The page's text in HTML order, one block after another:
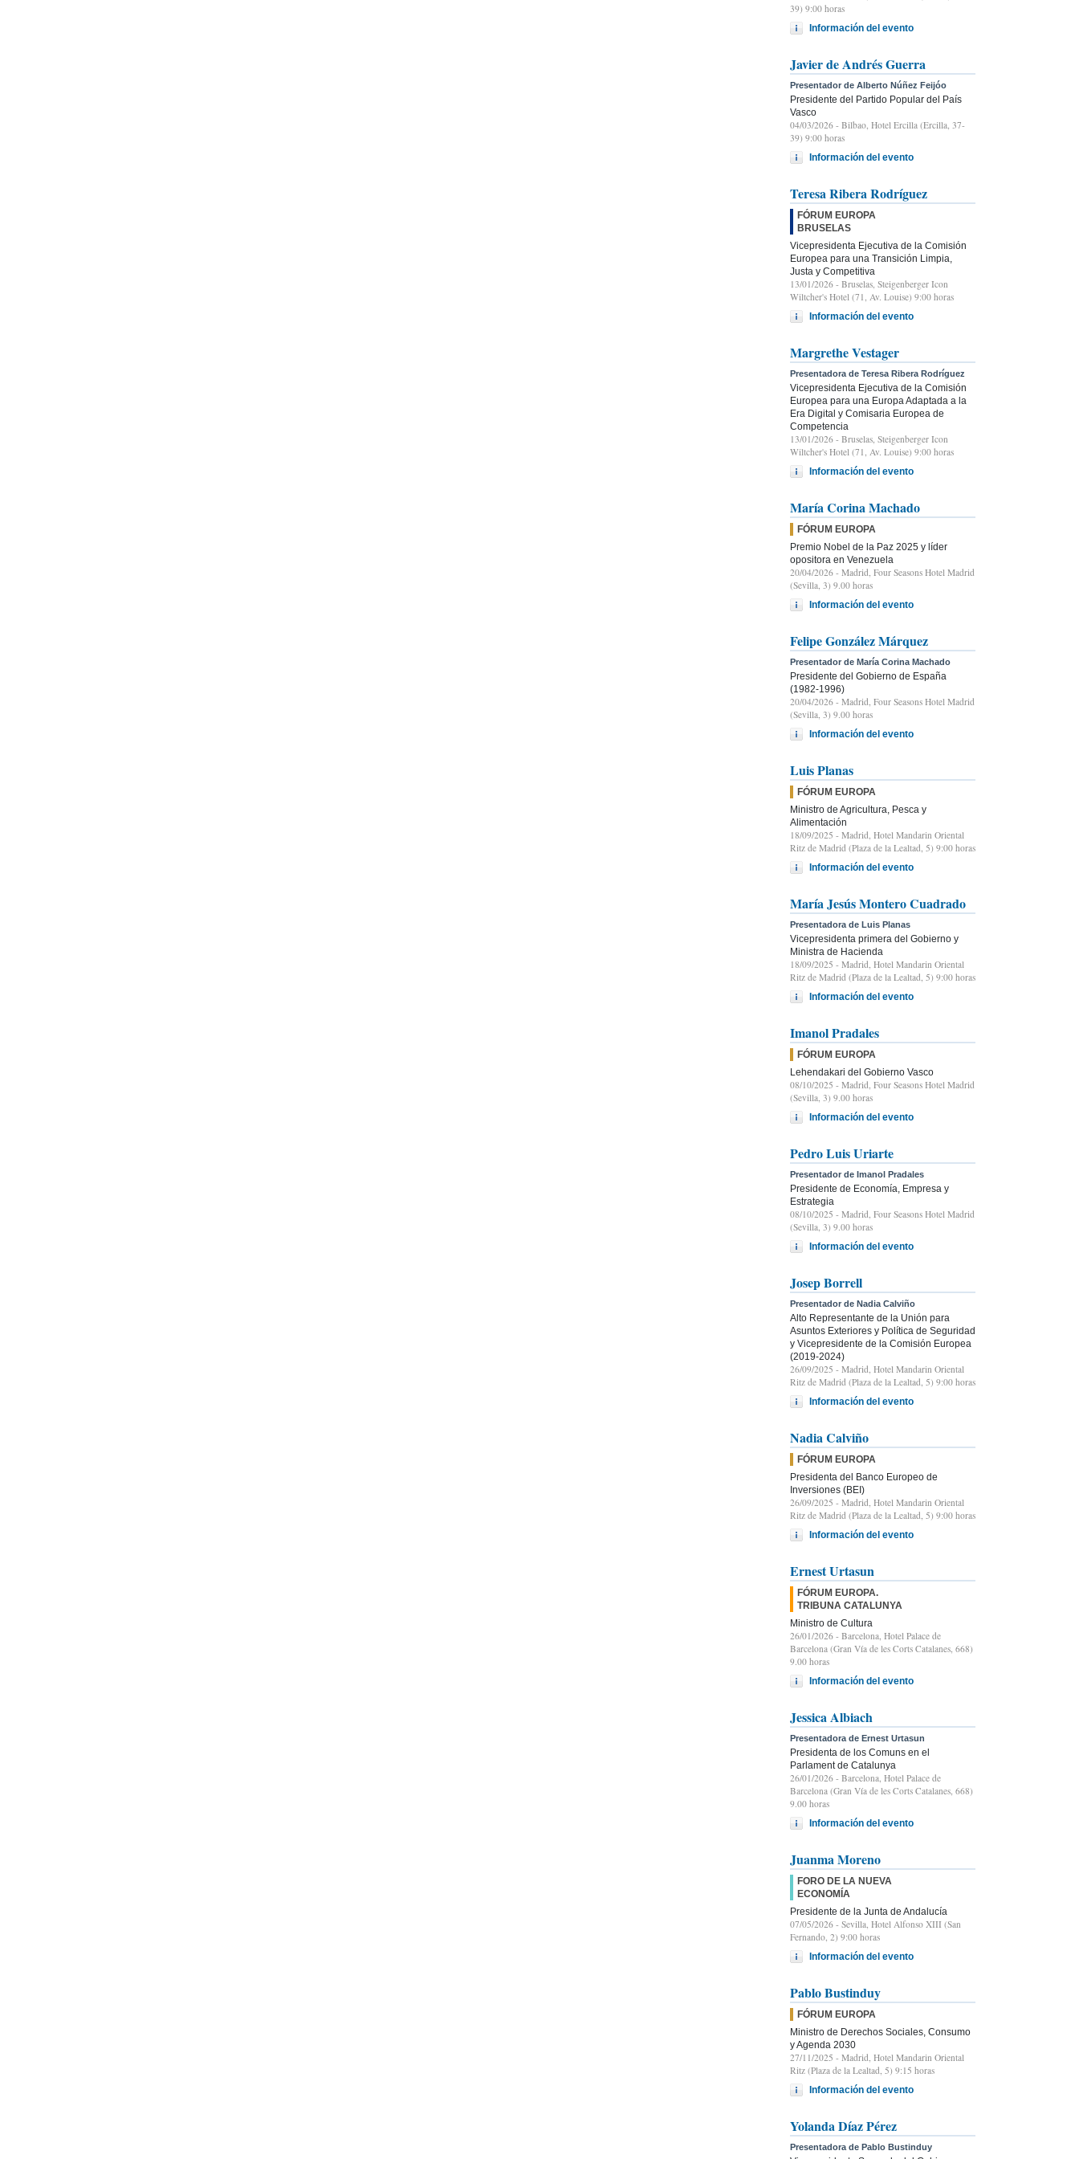
39) 9:00 horas
Información del evento
Javier de Andrés Guerra
Presentador de Alberto Núñez Feijóo
Presidente del Partido Popular del País
Vasco
04/03/2026 - Bilbao, Hotel Ercilla (Ercilla, 37-
39) 9:00 horas
Información del evento
Teresa Ribera Rodríguez
FÓRUM EUROPA
BRUSELAS
Vicepresidenta Ejecutiva de la Comisión
Europea para una Transición Limpia,
Justa y Competitiva
13/01/2026 - Bruselas, Steigenberger Icon
Wiltcher's Hotel (71, Av. Louise) 9:00 horas
Información del evento
Margrethe Vestager
Presentadora de Teresa Ribera Rodríguez
Vicepresidenta Ejecutiva de la Comisión
Europea para una Europa Adaptada a la
Era Digital y Comisaria Europea de
Competencia
13/01/2026 - Bruselas, Steigenberger Icon
Wiltcher's Hotel (71, Av. Louise) 9:00 horas
Información del evento
María Corina Machado
FÓRUM EUROPA
Premio Nobel de la Paz 2025 y líder
opositora en Venezuela
20/04/2026 - Madrid, Four Seasons Hotel Madrid
(Sevilla, 3) 9.00 horas
Información del evento
Felipe González Márquez
Presentador de María Corina Machado
Presidente del Gobierno de España
(1982-1996)
20/04/2026 - Madrid, Four Seasons Hotel Madrid
(Sevilla, 3) 9.00 horas
Información del evento
Luis Planas
FÓRUM EUROPA
Ministro de Agricultura, Pesca y
Alimentación
18/09/2025 - Madrid, Hotel Mandarin Oriental
Ritz de Madrid (Plaza de la Lealtad, 5) 9:00 horas
Información del evento
María Jesús Montero Cuadrado
Presentadora de Luis Planas
Vicepresidenta primera del Gobierno y
Ministra de Hacienda
18/09/2025 - Madrid, Hotel Mandarin Oriental
Ritz de Madrid (Plaza de la Lealtad, 5) 9:00 horas
Información del evento
Imanol Pradales
FÓRUM EUROPA
Lehendakari del Gobierno Vasco
08/10/2025 - Madrid, Four Seasons Hotel Madrid
(Sevilla, 3) 9.00 horas
Información del evento
Pedro Luis Uriarte
Presentador de Imanol Pradales
Presidente de Economía, Empresa y
Estrategia
08/10/2025 - Madrid, Four Seasons Hotel Madrid
(Sevilla, 3) 9.00 horas
Información del evento
Josep Borrell
Presentador de Nadia Calviño
Alto Representante de la Unión para
Asuntos Exteriores y Política de Seguridad
y Vicepresidente de la Comisión Europea
(2019-2024)
26/09/2025 - Madrid, Hotel Mandarin Oriental
Ritz de Madrid (Plaza de la Lealtad, 5) 9:00 horas
Información del evento
Nadia Calviño
FÓRUM EUROPA
Presidenta del Banco Europeo de
Inversiones (BEI)
26/09/2025 - Madrid, Hotel Mandarin Oriental
Ritz de Madrid (Plaza de la Lealtad, 5) 9:00 horas
Información del evento
Ernest Urtasun
FÓRUM EUROPA.
TRIBUNA CATALUNYA
Ministro de Cultura
26/01/2026 - Barcelona, Hotel Palace de
Barcelona (Gran Vía de les Corts Catalanes, 668)
9.00 horas
Información del evento
Jessica Albiach
Presentadora de Ernest Urtasun
Presidenta de los Comuns en el
Parlament de Catalunya
26/01/2026 - Barcelona, Hotel Palace de
Barcelona (Gran Vía de les Corts Catalanes, 668)
9.00 horas
Información del evento
Juanma Moreno
FORO DE LA NUEVA
ECONOMÍA
Presidente de la Junta de Andalucía
07/05/2026 - Sevilla, Hotel Alfonso XIII (San
Fernando, 2) 9:00 horas
Información del evento
Pablo Bustinduy
FÓRUM EUROPA
Ministro de Derechos Sociales, Consumo
y Agenda 2030
27/11/2025 - Madrid, Hotel Mandarin Oriental
Ritz (Plaza de la Lealtad, 5) 9:15 horas
Información del evento
Yolanda Díaz Pérez
Presentadora de Pablo Bustinduy